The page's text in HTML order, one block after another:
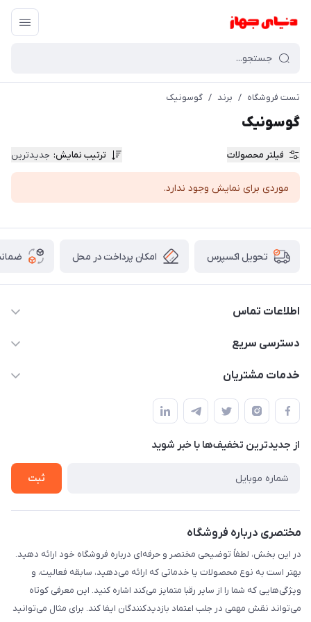
تست فروشگاه / برند / گوسونیک
گوسونیک
فیلتر محصولات ترتیب نمایش: جدیدترین
موردی برای نمایش وجود ندارد.
تحویل اکسپرس امکان پرداخت در محل
اطلاعات تماس
۰۲۱۰۰۰۰۰۰۰۰
دسترسی سریع
حساب کاربری
لیست محصولات
درباره ما
خدمات مشتریان
قوانین و مقررات
حریم خصوصی
راهنما
از جدید‌ترین تخفیف‌ها با‌ خبر شوید
ثبت
مختصری درباره فروشگاه
در این بخش، لطفاً توضیحی مختصر و حرفه‌ای درباره فروشگاه خود ارائه دهید.
بهتر است به نوع محصولات یا خدماتی که ارائه می‌دهید، سابقه فعالیت، و
ویژگی‌هایی که شما را از سایر رقبا متمایز می‌کند اشاره کنید. این معرفی کوتاه
می‌تواند نقش مهمی در جلب اعتماد بازدیدکنندگان ایفا کند. برای مثال می‌توانید